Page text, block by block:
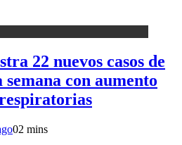
22 nuevos casos de
con aumento
02 mins